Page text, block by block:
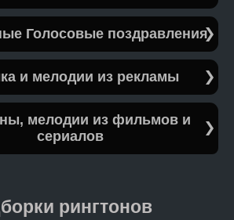
Голосовые поздравления
и мелодии из рекламы
мелодии из фильмов и
сериалов
рингтонов